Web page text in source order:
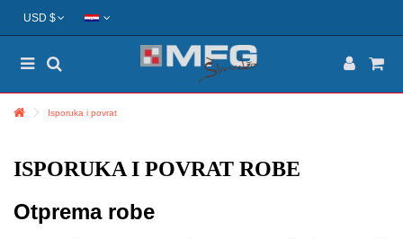
USD $
Isporuka i povrat
ISPORUKA I POVRAT ROBE
Otpremarobe